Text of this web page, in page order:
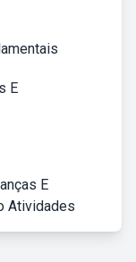
E
E
Atividades